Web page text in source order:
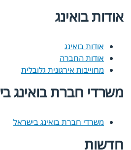
אודות בואינג
אודות בואינג
אודות החברה
מחוייבות אירגונית גלובלית
משרדי חברת בואינג
משרדי חברת בואינג בישראל
חדשות